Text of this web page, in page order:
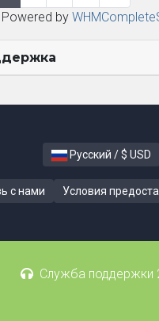
Powered by
Русский / $ USD
с нами Условия
Служба поддержки